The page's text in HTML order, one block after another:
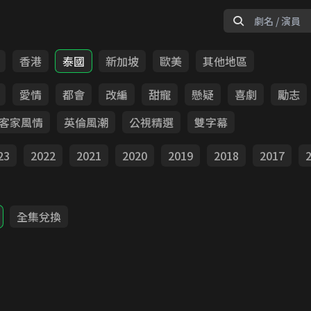
香港 泰國 新加坡 歐美
其他地區
愛情
都會 改編 甜寵 懸疑 喜劇
勵志
家風情
英倫風潮 公視精選
雙字幕
2022 2021 2020 2019 2018 2017
全集兌換